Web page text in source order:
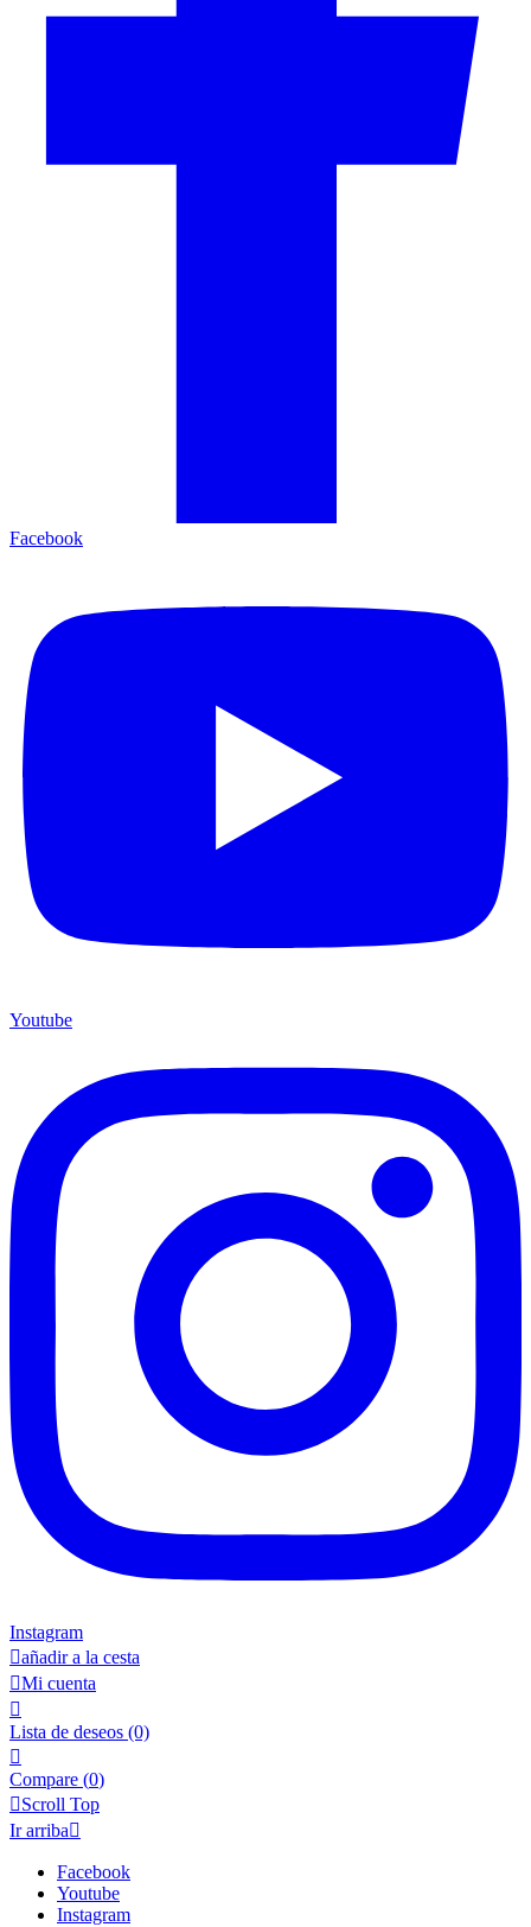
Facebook
Youtube
Instagram
añadir a la cesta
Mi cuenta

Lista de deseos (0)

Compare (0)
Scroll Top
Ir arriba
Facebook
Youtube
Instagram